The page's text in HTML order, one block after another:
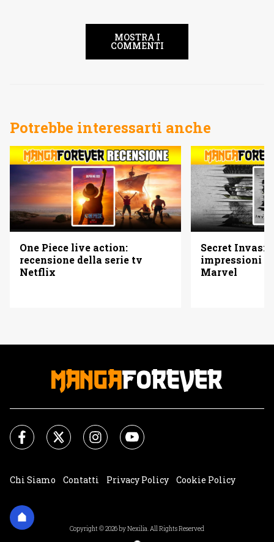
MOSTRA I
COMMENTI
Potrebbe interessarti anche
One Piece live action:
recensione della serie tv
Netflix
Secret
impressioni
Marvel
Chi Siamo Contatti Privacy Policy
Cookie Policy
Copyright © 2026 by Nexilia. All Rights Reserved